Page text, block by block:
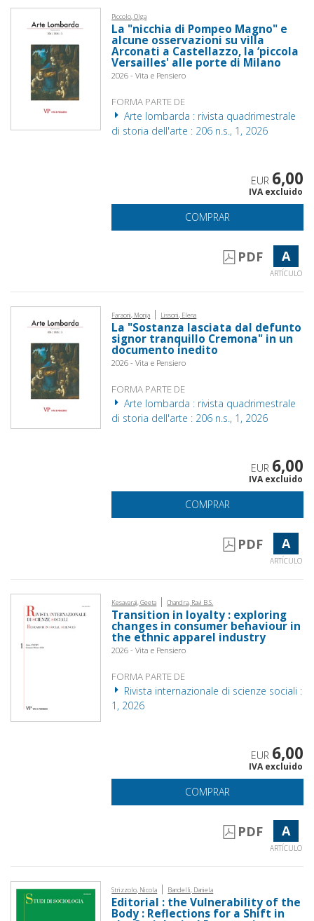
Piccolo, Olga
La "nicchia di Pompeo Magno" e
alcune osservazioni su villa
Arconati a Castellazzo, la ‘piccola
Versailles' alle porte di Milano
2026 - Vita e Pensiero
FORMA PARTE DE
Arte lombarda : rivista quadrimestrale
di storia dell'arte : 206 n.s., 1, 2026
EUR 6,00
IVA excluido
COMPRAR
PDF A
ARTÍCULO
Faraoni, Monja | Lissoni, Elena
La "Sostanza lasciata dal defunto
signor tranquillo Cremona" in un
documento inedito
2026 - Vita e Pensiero
FORMA PARTE DE
Arte lombarda : rivista quadrimestrale
di storia dell'arte : 206 n.s., 1, 2026
EUR 6,00
IVA excluido
COMPRAR
PDF A
ARTÍCULO
Kesavaraj, Geeta | Chandra, Ravi B.S.
Transition in loyalty : exploring
changes in consumer behaviour in
the ethnic apparel industry
2026 - Vita e Pensiero
FORMA PARTE DE
Rivista internazionale di scienze sociali :
1, 2026
EUR 6,00
IVA excluido
COMPRAR
PDF A
ARTÍCULO
Strizzolo, Nicola | Bandelli, Daniela
Editorial : the Vulnerability of the
Body : Reflections for a Shift in